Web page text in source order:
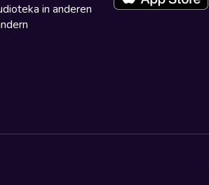
in anderen